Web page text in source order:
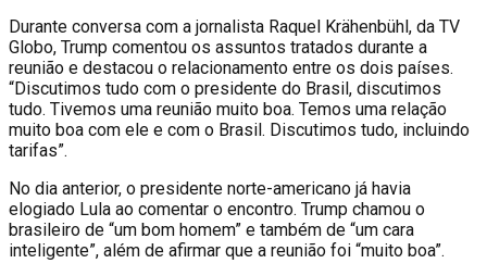
Durante conversa com a jornalista Raquel Krähenbühl, da TV
Globo, Trump comentou os assuntos tratados durante a
reunião e destacou o relacionamento entre os dois países.
“Discutimos tudo com o presidente do Brasil, discutimos
tudo. Tivemos uma reunião muito boa. Temos uma relação
muito boa com ele e com o Brasil. Discutimos tudo, incluindo
tarifas”.
No dia anterior, o presidente norte-americano já havia
elogiado Lula ao comentar o encontro. Trump chamou o
brasileiro de “um bom homem” e também de “um cara
inteligente”, além de afirmar que a reunião foi “muito boa”.